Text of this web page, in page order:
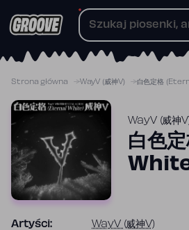
do
Strona główna WayV (威神V) 白色定格
WayV (威神
白色
Artyści: WayV (威神V)